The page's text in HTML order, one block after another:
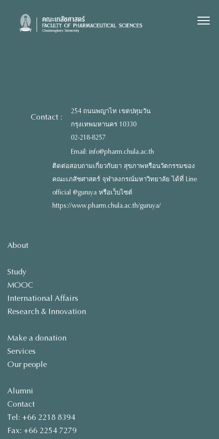
content
Contact :
254 ถนนพญาไท เขตปทุมวัน
กรุงเทพมหานคร 10330
02-218-8257
Email: info@pharm.chula.ac.th
ติดต่อสอบถามเกี่ยวกับยา สุขภาพหรือนวัตกรรมของ
คณะเภสัชศาสตร์ จุฬาลงกรณ์มหาวิทยาลัย ได้ที่ Line
official @guruya หรือเว็บไซต์
https://www.pharm.chula.ac.th/guruya/
About
Study
MOOC
International Affairs
Research & Innovation
Make a donation
Services
Our people
Alumni
Contact
Tel: +66 2218 8394
Fax: +66 2254 7279